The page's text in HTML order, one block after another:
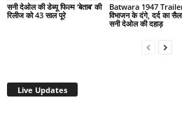
सनी देओल की डेब्यू फिल्म ‘बेताब’ की
रिलीज को 43 साल पूरे
Batwara 1947
विभाजन के दंगे, दर्द का
सनी देओल की दहाड़
Live Updates